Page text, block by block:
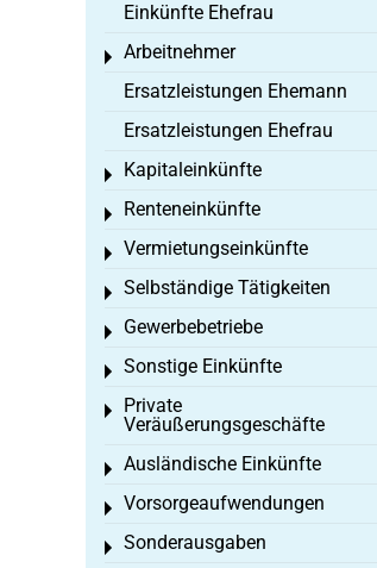
Einkünfte Ehefrau
Arbeitnehmer
Toggle menu
Ersatzleistungen Ehemann
Ersatzleistungen Ehefrau
Kapitaleinkünfte
Toggle menu
Renteneinkünfte
Toggle menu
Vermietungseinkünfte
Toggle menu
Selbständige Tätigkeiten
Toggle menu
Gewerbebetriebe
Toggle menu
Sonstige Einkünfte
Toggle menu
Private
Veräußerungsgeschäfte
Toggle menu
Ausländische Einkünfte
Toggle menu
Vorsorgeaufwendungen
Toggle menu
Sonderausgaben
Toggle menu